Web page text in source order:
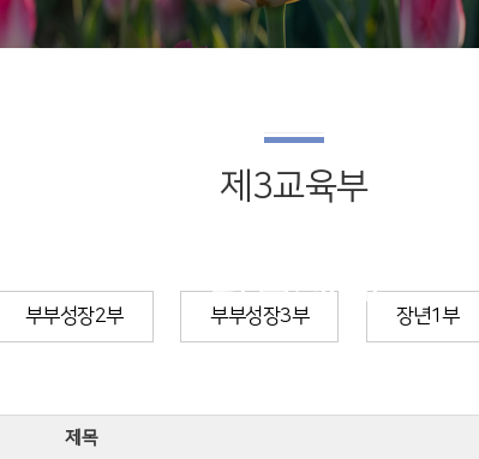
다음세대
제3교육부
부부성장2부 부부성장3부 장년1부
제목